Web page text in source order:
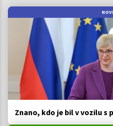
Znano, kdo je bil v vozilu s